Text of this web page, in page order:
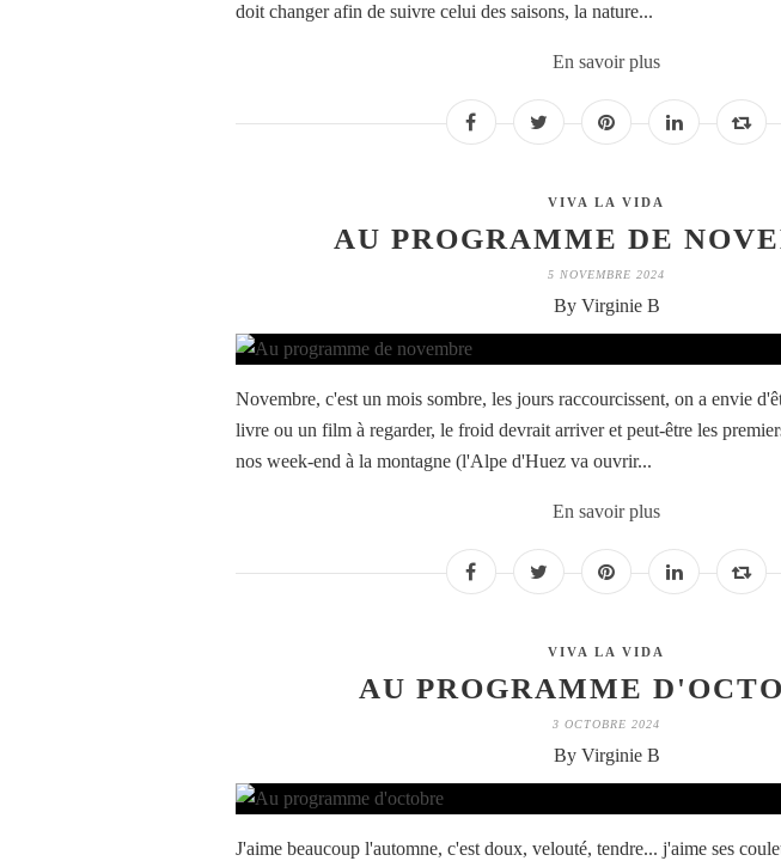
doit changer afin de suivre celui des saisons, la nature...
En savoir plus
VIVA LA VIDA
AU PROGRAMME DE
5 NOVEMBRE 2024
By Virginie B
Novembre, c'est un mois sombre, les jours raccourcissent, on a envie
livre ou un film à regarder, le froid devrait arriver et peut-être les
nos week-end à la montagne (l'Alpe d'Huez va ouvrir...
En savoir plus
VIVA LA VIDA
AU PROGRAMME
3 OCTOBRE 2024
By Virginie B
J'aime beaucoup l'automne, c'est doux, velouté, tendre... j'aime ses